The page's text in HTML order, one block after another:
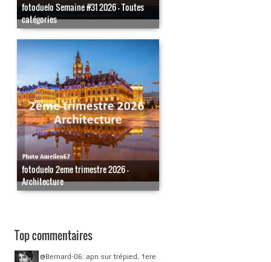
fotoduelo Semaine #31 2026 - Toutes
catégories
fotoduelo 2eme trimestre 2026 -
Architecture
Top commentaires
@Bernard-06: apn sur trépied, 1ere